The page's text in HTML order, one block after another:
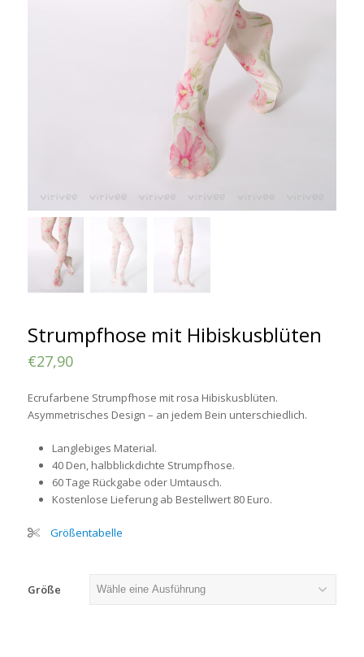
Strumpfhose mit Hibiskusblüten
€27,90
Ecrufarbene Strumpfhose mit rosa Hibiskusblüten.
Asymmetrisches Design – an jedem Bein unterschiedlich.
Langlebiges Material.
40 Den, halbblickdichte Strumpfhose.
60 Tage Rückgabe oder Umtausch.
Kostenlose Lieferung ab Bestellwert 80 Euro.
Größentabelle
Größe